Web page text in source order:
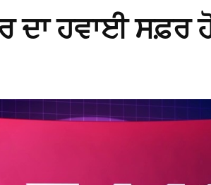
ਦਾ ਹਵਾਈ ਸਫ਼ਰ